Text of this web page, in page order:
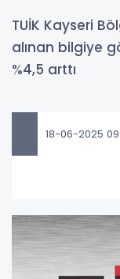
TUİK Kayseri
alınan bilgiye
%4,5 arttı
18-06-2025